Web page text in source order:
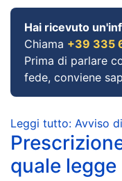
Hai ricevuto
Chiama +39 335
Prima di parlare
fede, conviene
Leggi tutto: Avviso
quale